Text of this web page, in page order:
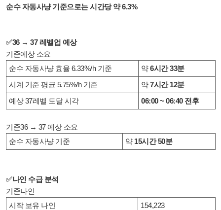
순수 자동사냥 기준으로는 시간당 약 6.3%
✅36 → 37 레벨업 예상
기준예상 소요
순수 자동사냥 효율 6.33%/h 기준
약6시간 33분
시계 기준 평균 5.75%/h 기준
약7시간 12분
예상 37레벨 도달 시각
06:00 ~ 06:40 전후
기준36 → 37 예상 소요
순수 자동사냥 기준
약 15시간 50분
✅나인 수급 분석
기준나인
시작 보유 나인
154,223